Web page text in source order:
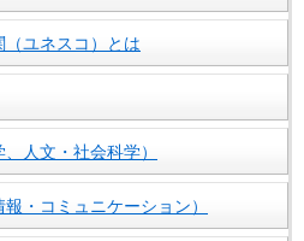
ユネスコ）とは
人文・社会科学）
・コミュニケーション）